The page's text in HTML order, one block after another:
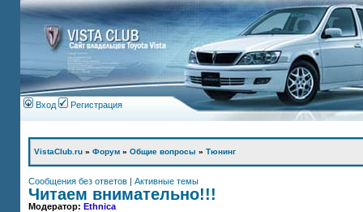
Вход Регистрация
VistaClub.ru » Форум » Общие вопросы » Тюнинг
Сообщения без ответов | Активные темы
Читаем внимательно!!!
Модератор: Ethnica